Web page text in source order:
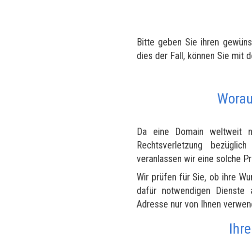
Bitte geben Sie ihren
dies der Fall, können Sie mit
Da eine Domain weltweit
Rechtsverletzung
veranlassen wir eine solche
Wir prüfen für Sie, ob ihre
dafür notwendigen
Adresse nur von Ihnen